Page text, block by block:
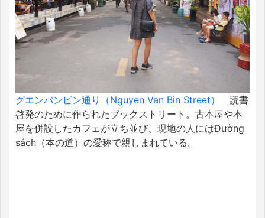
グエンバンビン通り（Nguyen Van Bin Street）
読書
啓発のために作られたブックストリート。古本屋や本
屋を併設したカフェが立ち並び、現地の人にはĐường
sách（本の道）の愛称で親しまれている。